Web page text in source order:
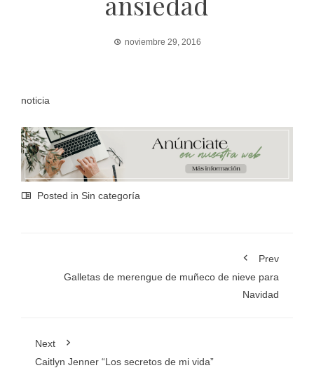
noviembre 29, 2016
noticia
Posted in Sin categoría
Prev
Galletas de merengue de muñeco de nieve para
Navidad
Next
Caitlyn Jenner “Los secretos de mi vida”